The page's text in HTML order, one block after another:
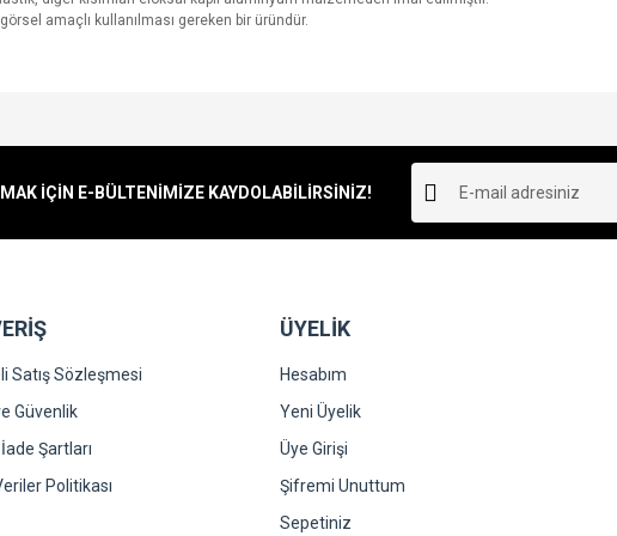
amaçlı kullanılması gereken bir üründür.
Gönder
İÇİN E-BÜLTENİMİZE KAYDOLABİLİRSİNİZ!
Satış Sözleşmesi
Güvenlik
Şartları
Politikası
ÜYELİK
Hesabım
Yeni Üyelik
Üye Girişi
Şifremi Unuttum
Sepetiniz